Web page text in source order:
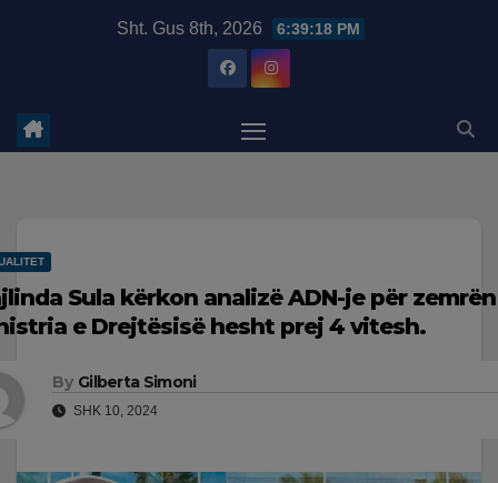
Sht. Gus 8th, 2026 6:39:19 PM
Sula kërkon analizë ADN-je për
e Drejtësisë hesht prej 4 vitesh.
By Gilberta Simoni
SHK 10, 2024